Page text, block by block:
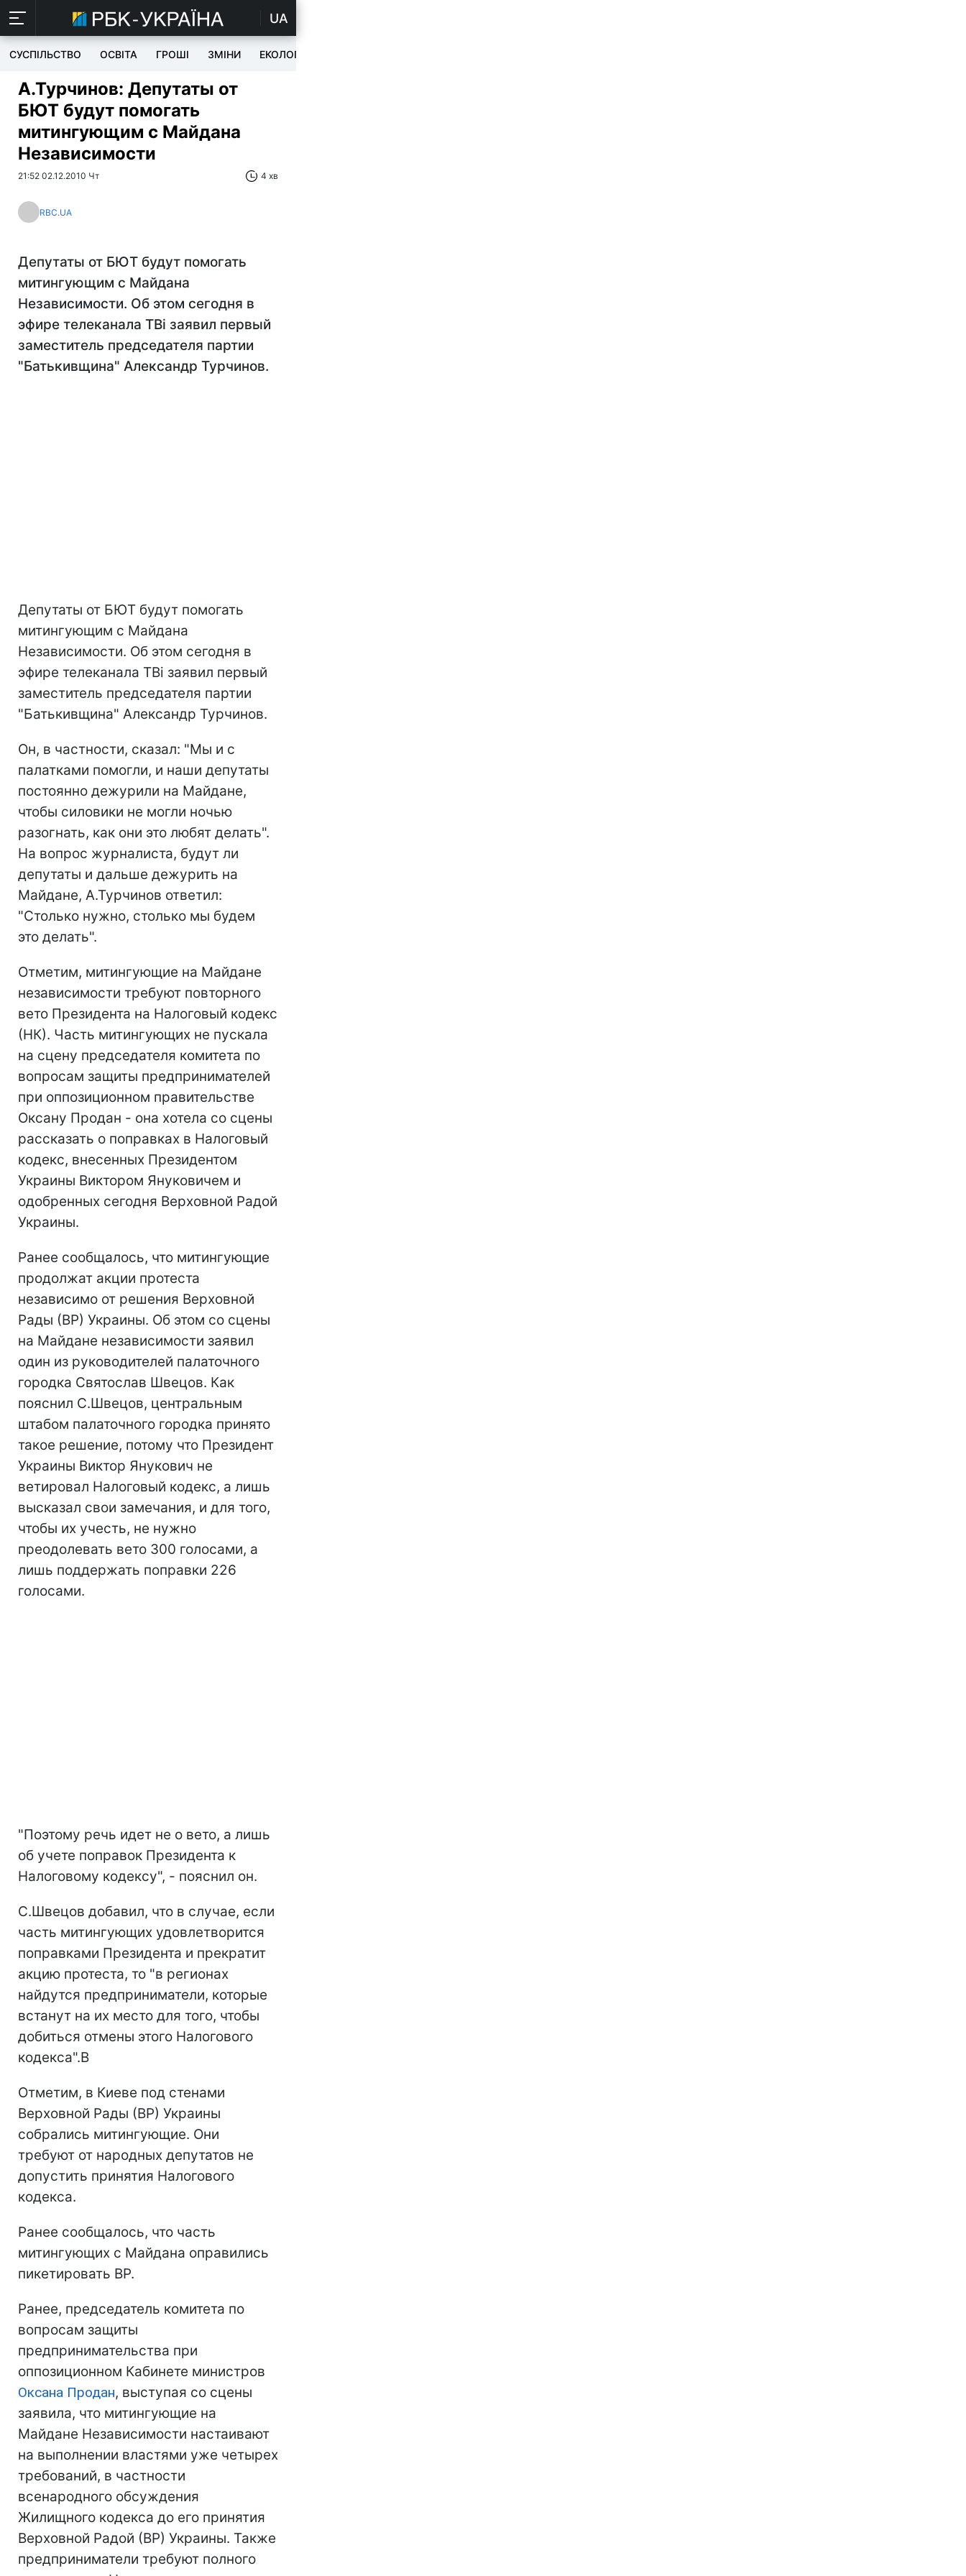
UA
СУСПІЛЬСТВО ОСВІТА ГРОШІ ЗМІНИ ЕКОЛОГІЯ
А.Турчинов: Депутаты от
БЮТ будут помогать
митингующим с Майдана
Независимости
21:52 02.12.2010 Чт 4 хв
RBC.UA
Депутаты от БЮТ будут помогать
митингующим с Майдана
Независимости. Об этом сегодня в
эфире телеканала ТВi заявил первый
заместитель председателя партии
"Батькивщина" Александр Турчинов.
Депутаты от БЮТ будут помогать
митингующим с Майдана
Независимости. Об этом сегодня в
эфире телеканала ТВi заявил первый
заместитель председателя партии
"Батькивщина" Александр Турчинов.
Он, в частности, сказал: "Мы и с
палатками помогли, и наши депутаты
постоянно дежурили на Майдане,
чтобы силовики не могли ночью
разогнать, как они это любят делать".
На вопрос журналиста, будут ли
депутаты и дальше дежурить на
Майдане, А.Турчинов ответил:
"Столько нужно, столько мы будем
это делать".
Отметим, митингующие на Майдане
независимости требуют повторного
вето Президента на Налоговый кодекс
(НК). Часть митингующих не пускала
на сцену председателя комитета по
вопросам защиты предпринимателей
при оппозиционном правительстве
Оксану Продан - она хотела со сцены
рассказать о поправках в Налоговый
кодекс, внесенных Президентом
Украины Виктором Януковичем и
одобренных сегодня Верховной Радой
Украины.
Ранее сообщалось, что митингующие
продолжат акции протеста
независимо от решения Верховной
Рады (ВР) Украины. Об этом со сцены
на Майдане независимости заявил
один из руководителей палаточного
городка Святослав Швецов. Как
пояснил С.Швецов, центральным
штабом палаточного городка принято
такое решение, потому что Президент
Украины Виктор Янукович не
ветировал Налоговый кодекс, а лишь
высказал свои замечания, и для того,
чтобы их учесть, не нужно
преодолевать вето 300 голосами, а
лишь поддержать поправки 226
голосами.
"Поэтому речь идет не о вето, а лишь
об учете поправок Президента к
Налоговому кодексу", - пояснил он.
С.Швецов добавил, что в случае, если
часть митингующих удовлетворится
поправками Президента и прекратит
акцию протеста, то "в регионах
найдутся предприниматели, которые
встанут на их место для того, чтобы
добиться отмены этого Налогового
кодекса".В
Отметим, в Киеве под стенами
Верховной Рады (ВР) Украины
собрались митингующие. Они
требуют от народных депутатов не
допустить принятия Налогового
кодекса.
Ранее сообщалось, что часть
митингующих с Майдана оправились
пикетировать ВР.
Ранее, председатель комитета по
вопросам защиты
предпринимательства при
оппозиционном Кабинете министров
Оксана Продан, выступая со сцены
заявила, что митингующие на
Майдане Независимости настаивают
на выполнении властями уже четырех
требований, в частности
всенародного обсуждения
Жилищного кодекса до его принятия
Верховной Радой (ВР) Украины. Также
предприниматели требуют полного